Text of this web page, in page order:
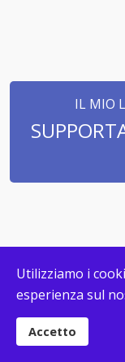
IL MIO
© COPYRIGHT
DEVELOPMENT
Utilizziamo i
esperienza sul
Accetto